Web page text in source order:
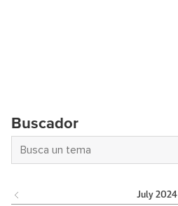
Buscador
July 2024